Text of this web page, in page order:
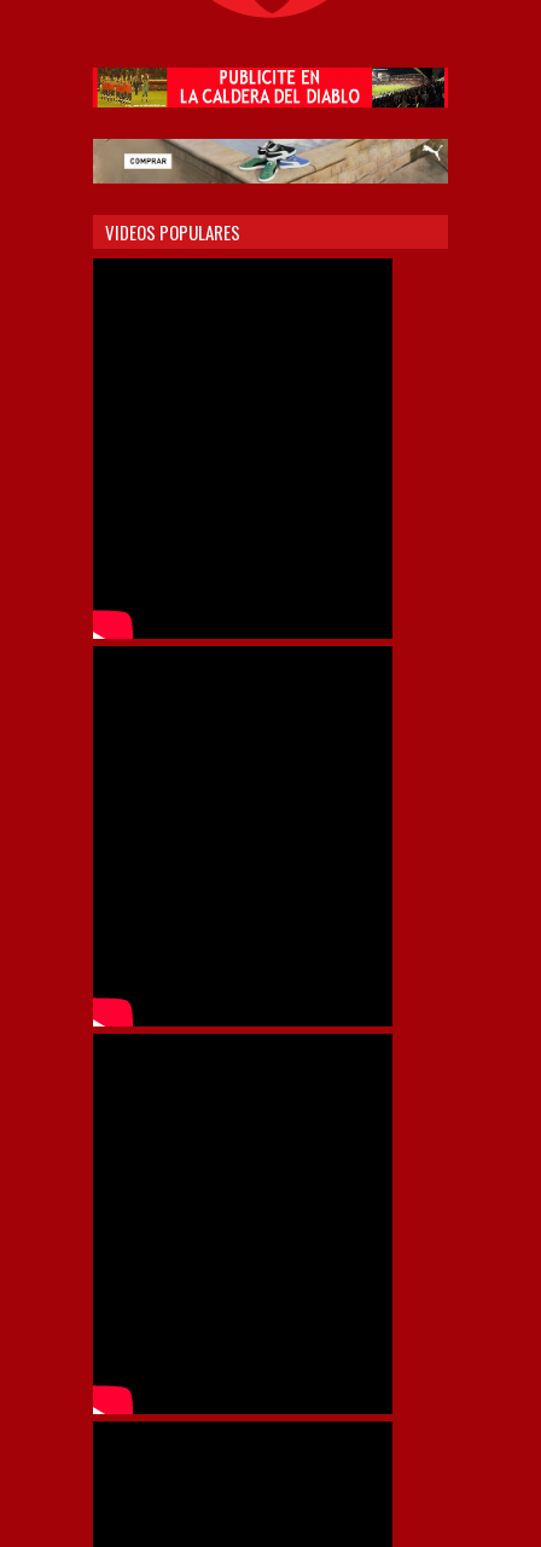
VIDEOS POPULARES